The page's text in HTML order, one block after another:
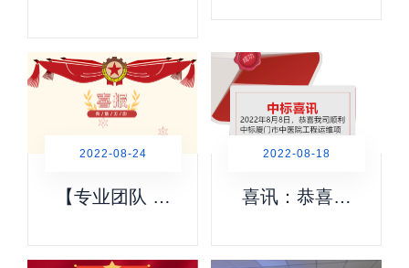
会
2022年福建
省“专精特新”企
业
【专业团队 真
2022-08-24
喜讯：恭喜我
2022-08-18